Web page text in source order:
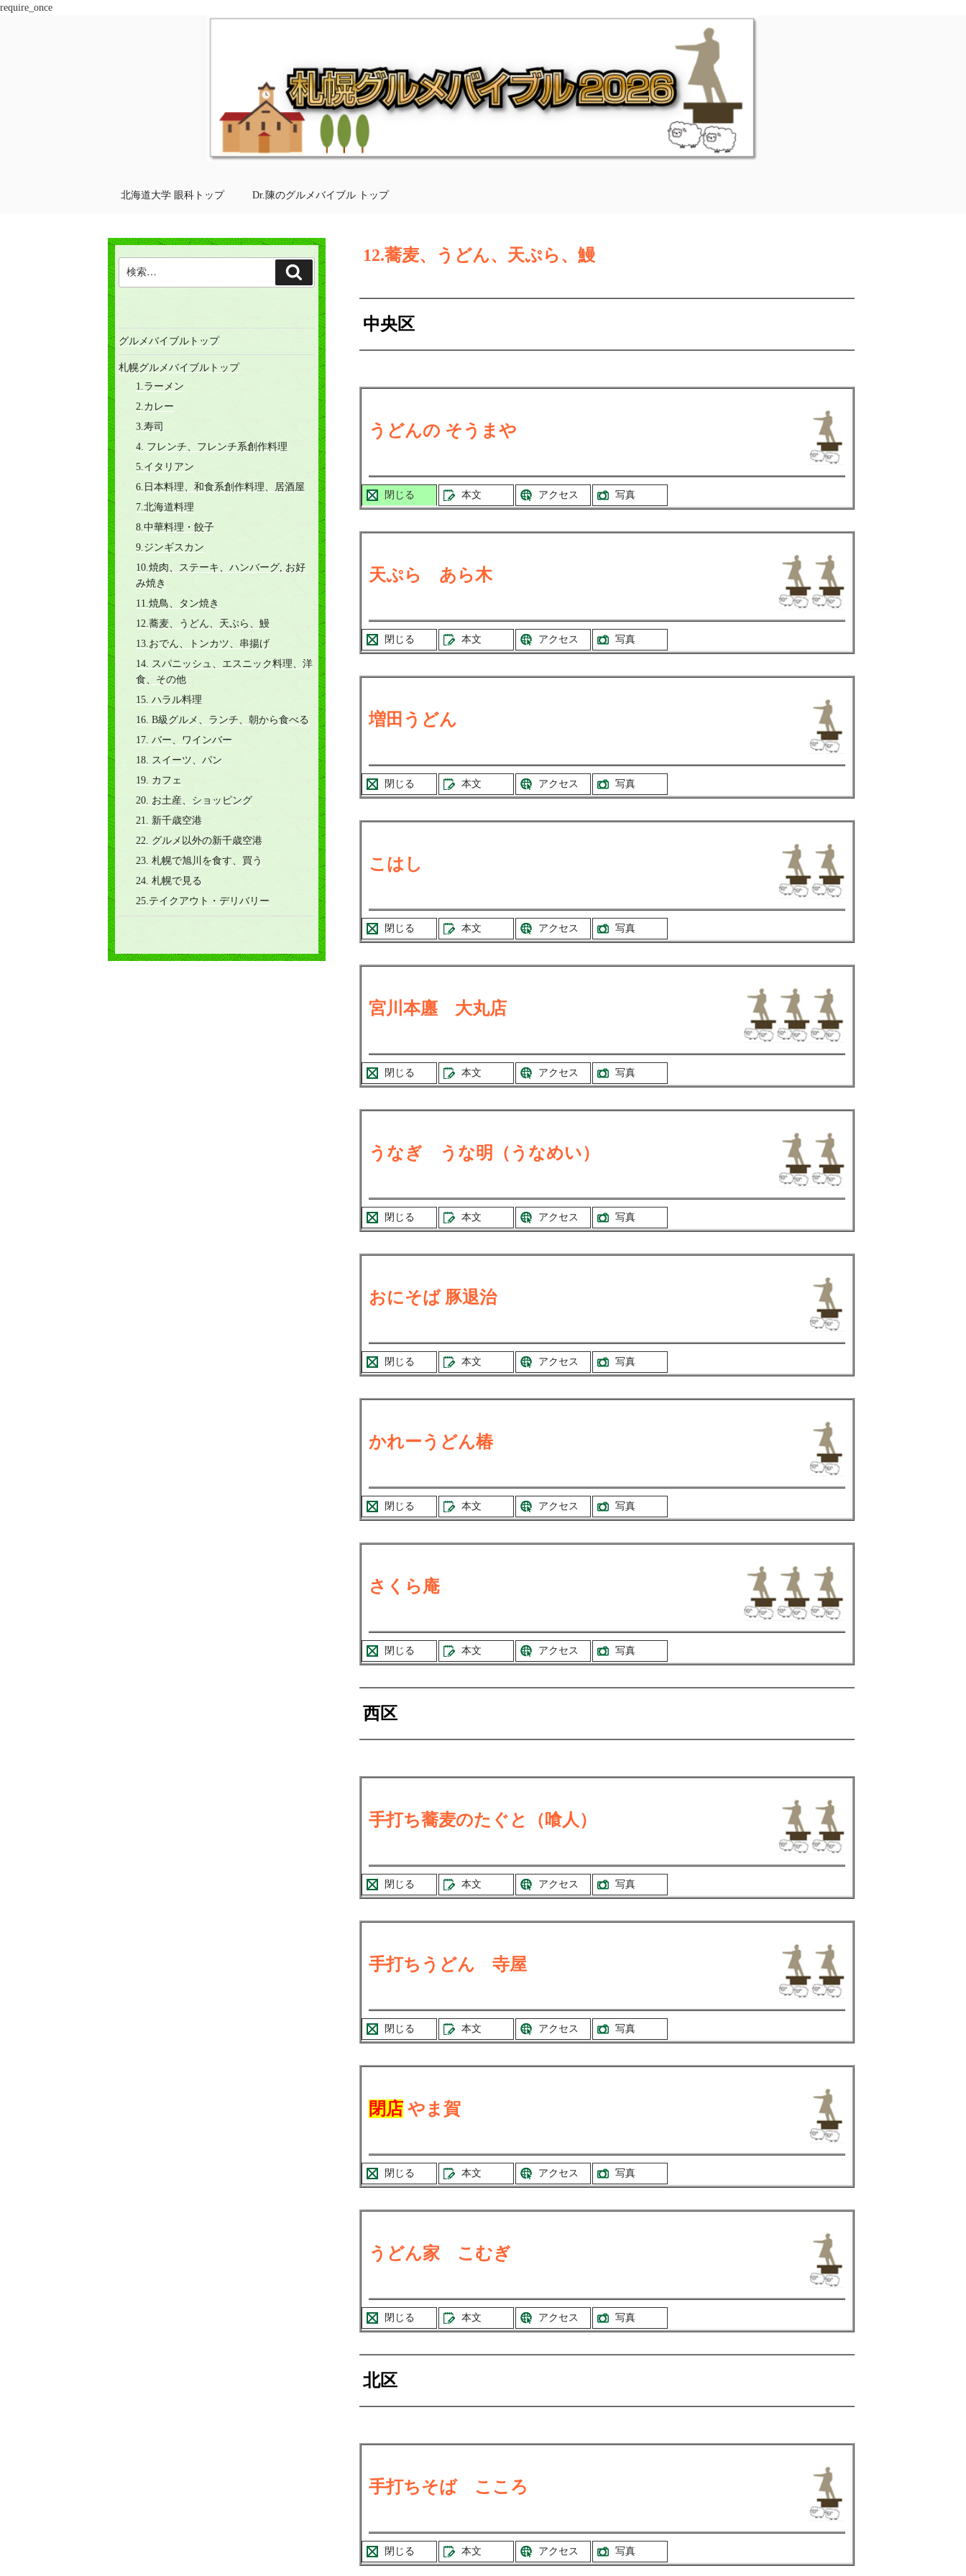
require_once
北海道大学 眼科トップ Dr.陳のグルメバイブル トップ
12.蕎麦、うどん、天ぷら、鰻
中央区
うどんの そうまや
閉じる 本文 アクセス 写真
天ぷら あら木
閉じる 本文 アクセス 写真
増田うどん
閉じる 本文 アクセス 写真
こはし
閉じる 本文 アクセス 写真
宮川本廛 大丸店
閉じる 本文 アクセス 写真
うなぎ うな明（うなめい）
閉じる 本文 アクセス 写真
おにそば 豚退治
閉じる 本文 アクセス 写真
かれーうどん椿
閉じる 本文 アクセス 写真
さくら庵
閉じる 本文 アクセス 写真
西区
手打ち蕎麦のたぐと（喰人）
閉じる 本文 アクセス 写真
手打ちうどん 寺屋
閉じる 本文 アクセス 写真
閉店やま賀
閉じる 本文 アクセス 写真
うどん家 こむぎ
閉じる 本文 アクセス 写真
北区
手打ちそば こころ
閉じる 本文 アクセス 写真
索:
索
グルメバイブルトップ
札幌グルメバイブルトップ
1.ラーメン
2.カレー
3.寿司
4. フレンチ、フレンチ系創作料理
5.イタリアン
6.日本料理、和食系創作料理、居酒屋
7.北海道料理
8.中華料理・餃子
9.ジンギスカン
10.焼肉、ステーキ、ハンバーグ, お好
み焼き
11.焼鳥、タン焼き
12.蕎麦、うどん、天ぷら、鰻
13.おでん、トンカツ、串揚げ
14. スパニッシュ、エスニック料理、洋
食、その他
15. ハラル料理
16. B級グルメ、ランチ、朝から食べる
17. バー、ワインバー
18. スイーツ、パン
19. カフェ
20. お土産、ショッピング
21. 新千歳空港
22. グルメ以外の新千歳空港
23. 札幌で旭川を食す、買う
24. 札幌で見る
25.テイクアウト・デリバリー